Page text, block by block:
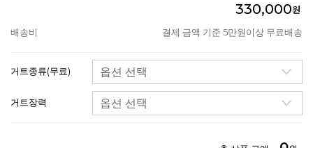
330,000원
배송비
결제 금액 기준 5만원이상 무료배송
거트종류(무료)
거트장력